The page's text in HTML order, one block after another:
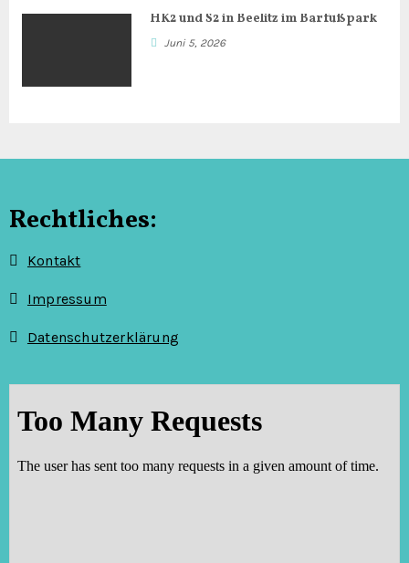
a
i
a
t
i
HK2 und S2 in Beelitz im Barfußpark
Juni 5, 2026
Rechtliches:
Kontakt
Impressum
Datenschutzerklärung